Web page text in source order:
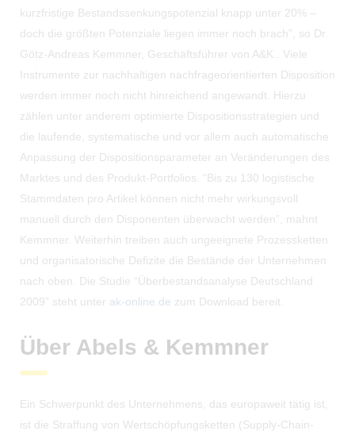
kurzfristige Bestandssenkungspotenzial knapp unter 20% –
doch die größten Potenziale liegen immer noch brach”, so Dr.
Götz-Andreas Kemmner, Geschäftsführer von A&K.. Viele
Instrumente zur nachhaltigen nachfrageorientierten Disposition
werden immer noch nicht hinreichend angewandt. Hierzu
zählen unter anderem optimierte Dispositionsstrategien und
die laufende, systematische und vor allem auch automatische
Anpassung der Dispositionsparameter an Veränderungen des
Marktes und des Produkt-Portfolios. “Bis zu 130 logistische
Stammdaten pro Artikel können nicht mehr wirkungsvoll
manuell durch den Disponenten überwacht werden”, mahnt
Kemmner. Weiterhin treiben auch ungeeignete Prozessketten
und organisatorische Defizite die Bestände der Unternehmen
nach oben. Die Studie “Überbestandsanalyse Deutschland
2009” steht unter ak-online.de zum Download bereit.
Über Abels & Kemmner
Ein Schwerpunkt des Unternehmens, das europaweit tätig ist,
ist die Straffung von Wertschöpfungsketten (Supply-Chain-